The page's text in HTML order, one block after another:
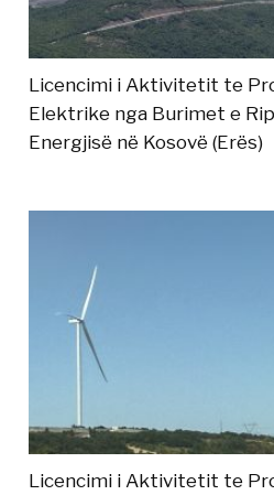
Licencimi i Aktivitetit te
Elektrike nga Burimet e
Energjisë në Kosovë (Erës)
Licencimi i Aktivitetit te